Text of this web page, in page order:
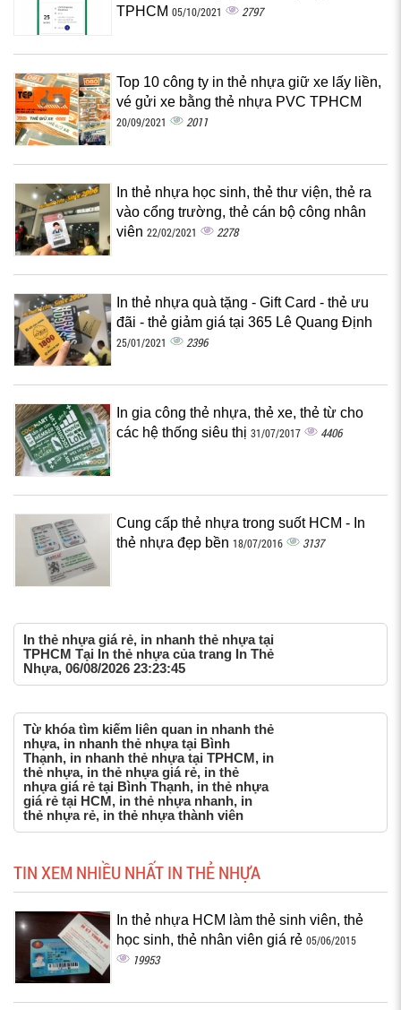
TPHCM 05/10/2021 2797
Top 10 công ty in thẻ nhựa giữ xe lấy liền,
vé gửi xe bằng thẻ nhựa PVC TPHCM
20/09/2021 2011
In thẻ nhựa học sinh, thẻ thư viện, thẻ ra
vào cổng trường, thẻ cán bộ công nhân
viên 22/02/2021 2278
In thẻ nhựa quà tặng - Gift Card - thẻ ưu
đãi - thẻ giảm giá tại 365 Lê Quang Định
25/01/2021 2396
In gia công thẻ nhựa, thẻ xe, thẻ từ cho
các hệ thống siêu thị 31/07/2017 4406
Cung cấp thẻ nhựa trong suốt HCM - In
thẻ nhựa đẹp bền‎ 18/07/2016 3137
In thẻ nhựa giá rẻ, in nhanh thẻ nhựa tại
TPHCM Tại In thẻ nhựa của trang In Thẻ
Nhựa, 06/08/2026 23:23:45
Từ khóa tìm kiếm liên quan in nhanh thẻ
nhựa, in nhanh thẻ nhựa tại Bình
Thạnh, in nhanh thẻ nhựa tại TPHCM, in
thẻ nhựa, in thẻ nhựa giá rẻ, in thẻ
nhựa giá rẻ tại Bình Thạnh, in thẻ nhựa
giá rẻ tại HCM, in thẻ nhựa nhanh, in
thẻ nhựa rẻ, in thẻ nhựa thành viên
TIN XEM NHIỀU NHẤT IN THẺ NHỰA
In thẻ nhựa HCM làm thẻ sinh viên, thẻ
học sinh, thẻ nhân viên giá rẻ 05/06/2015
19953